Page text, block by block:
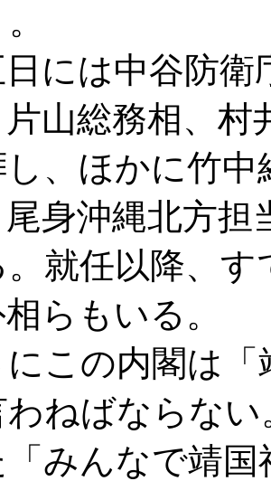
には中谷防衛
山総務相、村
、ほかに竹
身沖縄北方担
就任以降、
らもいる。
この内閣は「
わねばならない
みんなで靖国